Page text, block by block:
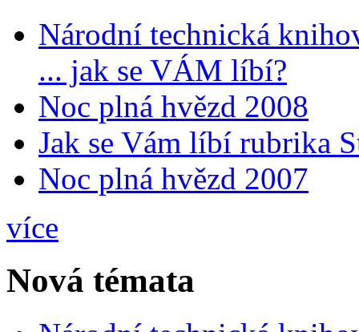
Národní technická
... jak se VÁM líbí?
Noc plná hvězd 2008
Jak se Vám líbí rubrika
Noc plná hvězd 2007
více
Nová témata